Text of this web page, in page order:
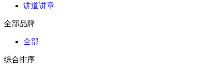
讲道讲章
全部品牌
全部
综合排序